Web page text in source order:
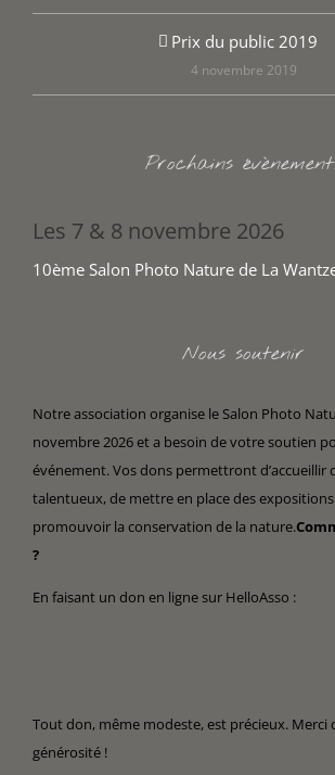
Prix du public 2019
4 novembre 2019
Prochains
Les 7 & 8 novembre 2026
10ème Salon Photo Nature de La
Nous soutenir
Notre association organise le Salon Photo
novembre 2026 et a besoin de votre soutien
événement. Vos dons permettront d’accueillir
talentueux, de mettre en place des
promouvoir la conservation de la nature.
?
En faisant un don en ligne sur HelloAsso :
Tout don, même modeste, est précieux. Merci
générosité !